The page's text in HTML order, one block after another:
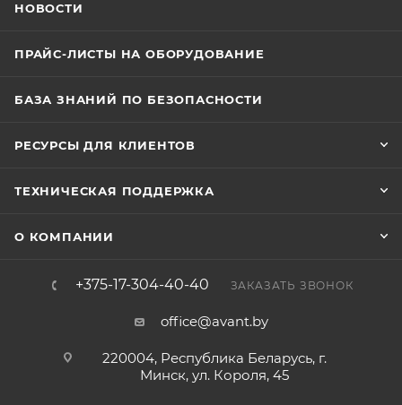
НОВОСТИ
ПРАЙС-ЛИСТЫ НА ОБОРУДОВАНИЕ
БАЗА ЗНАНИЙ ПО БЕЗОПАСНОСТИ
РЕСУРСЫ ДЛЯ КЛИЕНТОВ
ТЕХНИЧЕСКАЯ ПОДДЕРЖКА
О КОМПАНИИ
+375-17-304-40-40 ЗАКАЗАТЬ ЗВОНОК
office@avant.by
220004, Республика Беларусь, г.
Минск, ул. Короля, 45